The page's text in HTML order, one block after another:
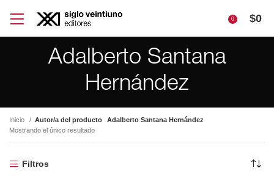
0 $0
Adalberto Santana
Hernández
Inicio Autor/a del producto
Adalberto Santana Hernández
Mostrando el único resultado
Filtros